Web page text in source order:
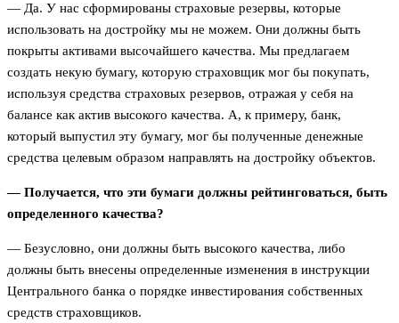
— Да. У нас сформированы страховые резервы, которые
использовать на достройку мы не можем. Они должны быть
покрыты активами высочайшего качества. Мы предлагаем
создать некую бумагу, которую страховщик мог бы покупать,
используя средства страховых резервов, отражая у себя на
балансе как актив высокого качества. А, к примеру, банк,
который выпустил эту бумагу, мог бы полученные денежные
средства целевым образом направлять на достройку объектов.
— Получается, что эти бумаги должны рейтинговаться, быть
определенного качества?
— Безусловно, они должны быть высокого качества, либо
должны быть внесены определенные изменения в инструкции
Центрального банка о порядке инвестирования собственных
средств страховщиков.